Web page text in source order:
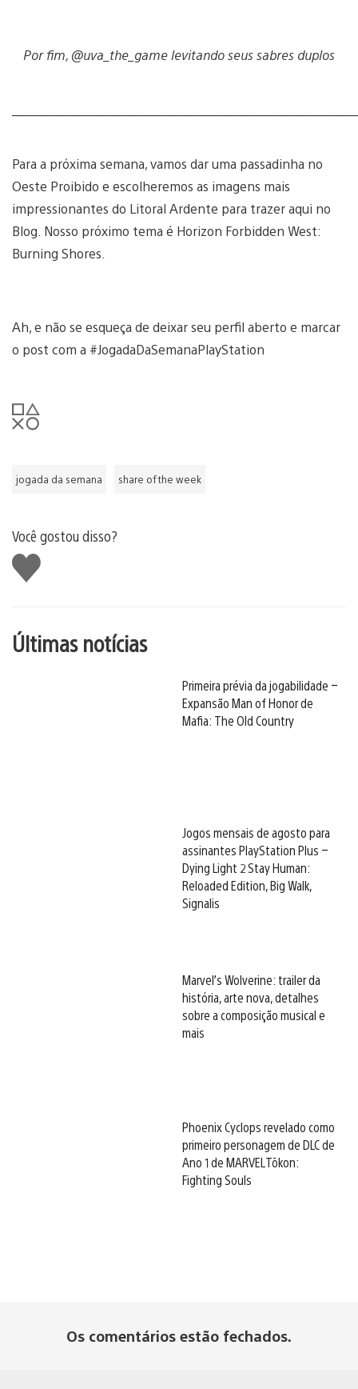
Por fim, @uva_the_game levitando seus sabres duplos
Para a próxima semana, vamos dar uma passadinha no
Oeste Proibido e escolheremos as imagens mais
impressionantes do Litoral Ardente para trazer aqui no
Blog. Nosso próximo tema é Horizon Forbidden West:
Burning Shores.
Ah, e não se esqueça de deixar seu perfil aberto e marcar
o post com a #JogadaDaSemanaPlayStation
jogada da semana share of the week
Você gostou disso?
Curtir
Últimas notícias
Primeira prévia da jogabilidade –
Expansão Man of Honor de
Mafia: The Old Country
Jogos mensais de agosto para
assinantes PlayStation Plus –
Dying Light 2 Stay Human:
Reloaded Edition, Big Walk,
Signalis
Marvel’s Wolverine: trailer da
história, arte nova, detalhes
sobre a composição musical e
mais
Phoenix Cyclops revelado como
primeiro personagem de DLC de
Ano 1 de MARVEL Tōkon:
Fighting Souls
Os comentários estão fechados.